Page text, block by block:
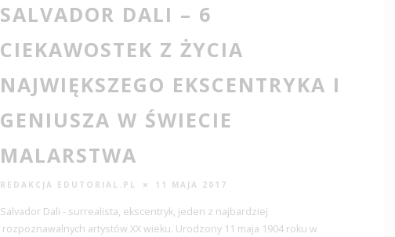
SALVADOR DALI – 6
CIEKAWOSTEK Z ŻYCIA
NAJWIĘKSZEGO EKSCENTRYKA I
GENIUSZA W ŚWIECIE
MALARSTWA
REDAKCJA EDUTORIAL.PL 11 MAJA 2017
Salvador Dali - surrealista, ekscentryk, jeden z najbardziej
rozpoznawalnych artystów XX wieku. Urodzony 11 maja 1904 roku w